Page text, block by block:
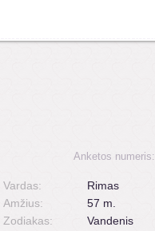
Anketos numeris:
Vardas:
Rimas
Amžius:
57 m.
Zodiakas:
Vandenis